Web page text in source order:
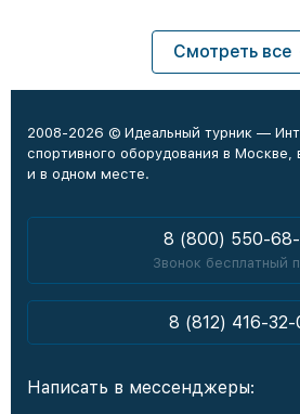
Смотреть все
2008-2026 © Идеальный турник —
спортивного оборудования в Москве,
и в одном месте.
8 (800) 550-
Звонок бесплатный
8 (812) 416-32-
Написать в мессенджеры: